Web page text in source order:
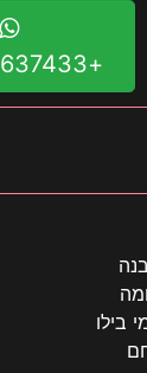
+972528637433
בילו